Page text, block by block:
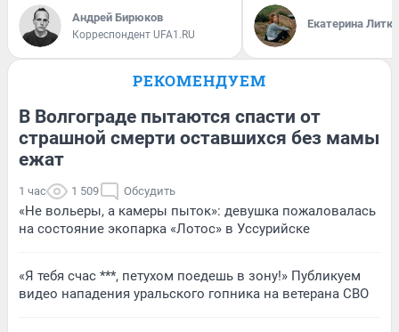
Андрей Бирюков
Корреспондент UFA1.RU
Екатерина
РЕКОМЕНДУЕМ
В Волгограде пытаются спасти от
страшной смерти оставшихся без мамы
ежат
1 час 1 509 Обсудить
«Не вольеры, а камеры пыток»: девушка пожаловалась
на состояние экопарка «Лотос» в Уссурийске
«Я тебя счас ***, петухом поедешь в зону!» Публикуем
видео нападения уральского гопника на ветерана СВО